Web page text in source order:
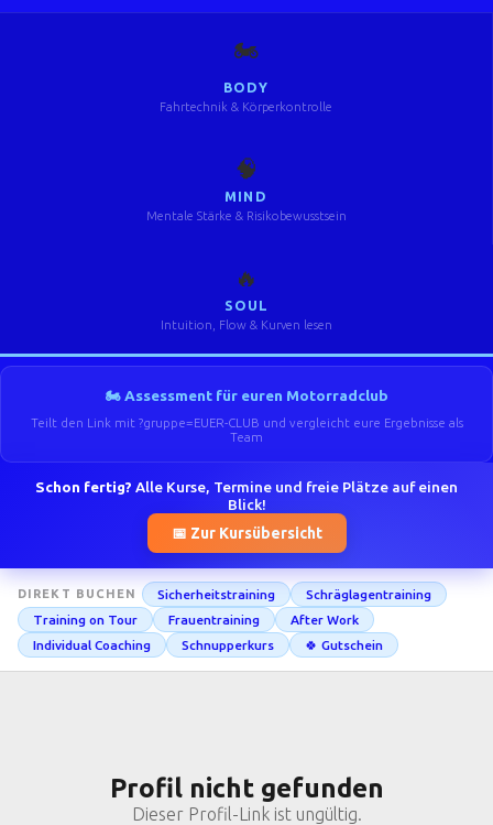
🏍️
BODY
Fahrtechnik & Körperkontrolle
🧠
MIND
Mentale Stärke & Risikobewusstsein
🔥
SOUL
Intuition, Flow & Kurven lesen
🏍️ Assessment für euren Motorradclub
Teilt den Link mit ?gruppe=EUER-CLUB und vergleicht eure Ergebnisse als
Team
Schon fertig? Alle Kurse, Termine und freie Plätze auf einen
Blick!
📅 Zur Kursübersicht
DIREKT BUCHEN Sicherheitstraining
Schräglagentraining
Training on Tour
Frauentraining
After Work
Individual Coaching
Schnupperkurs 🍀 Gutschein
Profil nicht gefunden
Dieser Profil-Link ist ungültig.